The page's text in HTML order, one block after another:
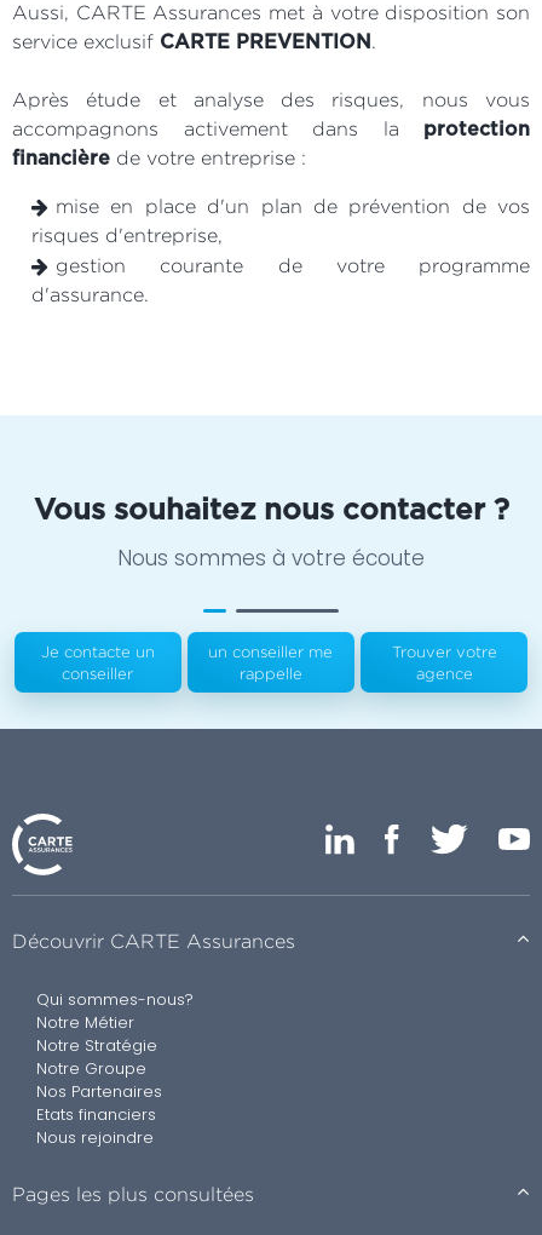
Aussi, CARTE Assurances met à votre disposition son
service exclusif CARTE PREVENTION .
Après étude et analyse des risques, nous vous
accompagnons activement dans la protection
financière de votre entreprise :
mise en place d'un plan de prévention de vos
risques d'entreprise,
gestion courante de votre programme
d'assurance.
Vous souhaitez nous contacter ?
Nous sommes à votre écoute
Je contacte un
conseiller
un conseiller me
rappelle
Trouver votre
agence
Découvrir CARTE Assurances
Qui sommes-nous?
Notre Métier
Notre Stratégie
Notre Groupe
Nos Partenaires
Etats financiers
Nous rejoindre
Pages les plus consultées